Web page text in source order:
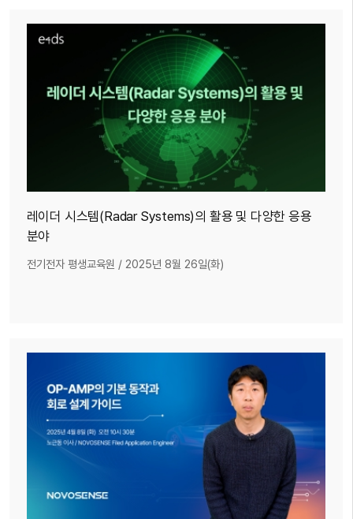
레이더 시스템(Radar Systems)의 활용 및 다양한 응용
분야
전기전자 평생교육원 / 2025년 8월 26일(화)